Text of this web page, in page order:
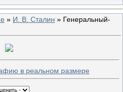
» И. В. Сталин » Генеральный-
в реальном размере